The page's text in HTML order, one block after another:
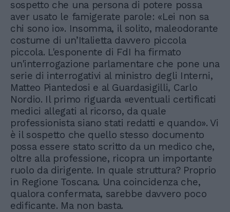
sospetto che una persona di potere possa
aver usato le famigerate parole: «Lei non sa
chi sono io». Insomma, il solito, maleodorante
costume di un’Italietta davvero piccola
piccola. L'esponente di FdI ha firmato
un'interrogazione parlamentare che pone una
serie di interrogativi al ministro degli Interni,
Matteo Piantedosi e al Guardasigilli, Carlo
Nordio. Il primo riguarda «eventuali certificati
medici allegati al ricorso, da quale
professionista siano stati redatti e quando». Vi
è il sospetto che quello stesso documento
possa essere stato scritto da un medico che,
oltre alla professione, ricopra un importante
ruolo da dirigente. In quale struttura? Proprio
in Regione Toscana. Una coincidenza che,
qualora confermata, sarebbe davvero poco
edificante. Ma non basta.